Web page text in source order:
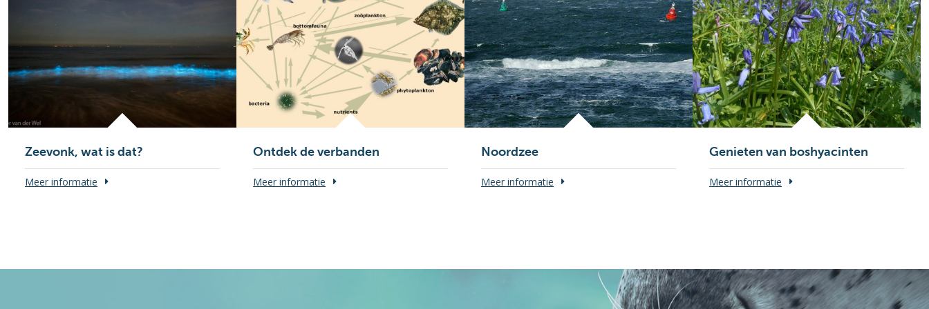
Zeevonk, wat is dat?
Meer informatie
Ontdek de verbanden
Meer informatie
Noordzee
Meer informatie
Genieten van boshyacinten
Meer informatie